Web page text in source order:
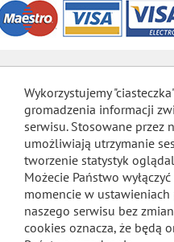
Wykorzystujemy
gromadzenia informacji
serwisu. Stosowane przez
umożliwiają utrzymanie
tworzenie statystyk
Możecie Państwo
momencie w ustawieniach
naszego serwisu bez
cookies oznacza, że będą